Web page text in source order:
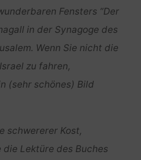
Fensters “Der
in der Synagoge des
Wenn Sie nicht die
zu fahren,
(sehr schönes) Bild
schwererer Kost,
Lektüre des Buches